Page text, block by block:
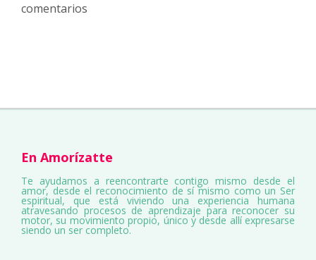
comentarios
En Amorízatte
Te ayudamos a reencontrarte contigo mismo desde el
amor, desde el reconocimiento de sí mismo como un Ser
espiritual, que está viviendo una experiencia humana
atravesando procesos de aprendizaje para reconocer su
motor, su movimiento propio, único y desde allí expresarse
siendo un ser completo.